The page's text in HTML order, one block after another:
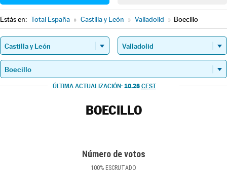
Estás en: Total España » Castilla y León » Valladolid » Boecillo
ÚLTIMA ACTUALIZACIÓN: 10.28 CEST
BOECILLO
Número de votos
100% ESCRUTADO